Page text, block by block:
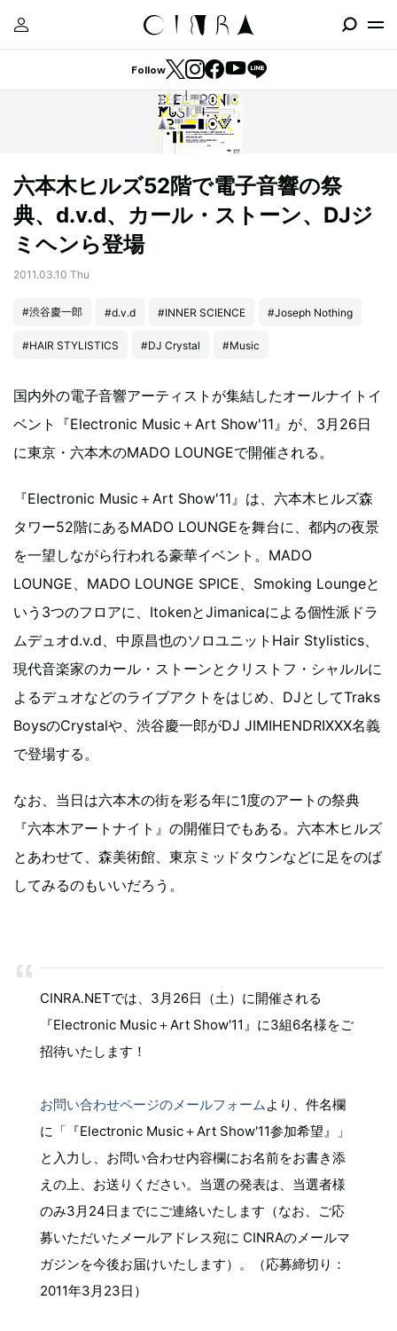
Follow
六本木ヒルズ52階で電子音響の祭
典、d.v.d、カール・ストーン、DJジ
ミヘンら登場
2011.03.10 Thu
#渋谷慶一郎 #d.v.d #INNER SCIENCE #Joseph Nothing
#HAIR STYLISTICS #DJ Crystal #Music
国内外の電子音響アーティストが集結したオールナイトイ
ベント『Electronic Music＋Art Show'11』が、3月26日
に東京・六本木のMADO LOUNGEで開催される。
『Electronic Music＋Art Show'11』は、六本木ヒルズ森
タワー52階にあるMADO LOUNGEを舞台に、都内の夜景
を一望しながら行われる豪華イベント。MADO
LOUNGE、MADO LOUNGE SPICE、Smoking Loungeと
いう3つのフロアに、ItokenとJimanicaによる個性派ドラ
ムデュオd.v.d、中原昌也のソロユニットHair Stylistics、
現代音楽家のカール・ストーンとクリストフ・シャルルに
よるデュオなどのライブアクトをはじめ、DJとしてTraks
BoysのCrystalや、渋谷慶一郎がDJ JIMIHENDRIXXX名義
で登場する。
なお、当日は六本木の街を彩る年に1度のアートの祭典
『六本木アートナイト』の開催日でもある。六本木ヒルズ
とあわせて、森美術館、東京ミッドタウンなどに足をのば
してみるのもいいだろう。
CINRA.NETでは、3月26日（土）に開催される
『Electronic Music＋Art Show'11』に3組6名様をご
招待いたします！
お問い合わせページのメールフォームより、件名欄
に「『Electronic Music＋Art Show'11参加希望』」
と入力し、お問い合わせ内容欄にお名前をお書き添
えの上、お送りください。当選の発表は、当選者様
のみ3月24日までにご連絡いたします（なお、ご応
募いただいたメールアドレス宛に CINRAのメールマ
ガジンを今後お届けいたします）。（応募締切り：
2011年3月23日）